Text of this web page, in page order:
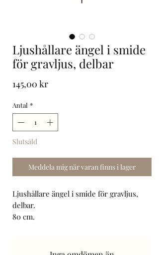
Ljushållare ängel i smide
för gravljus, delbar
145,00 krPris
Antal *
Slutsåld
Meddela mig när varan finns i lager
Ljushållare ängel i smide för gravljus,
delbar.
80 cm.